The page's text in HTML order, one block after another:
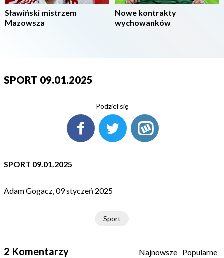
Sławiński mistrzem
Mazowsza
Nowe kontrakty
wychowanków
SPORT 09.01.2025
Podziel się
SPORT 09.01.2025
Adam Gogacz, 09 styczeń 2025
Sport
2 Komentarzy Popularne
Najnowsze